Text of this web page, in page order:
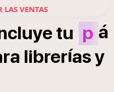
LAS VENTAS
tu p á
libreríasy